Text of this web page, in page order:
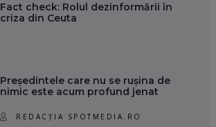
Fact check: Rolul dezinformării în
criza din Ceuta
Președintele care nu se rușina de
nimic este acum profund jenat
REDACȚIA SPOTMEDIA.RO